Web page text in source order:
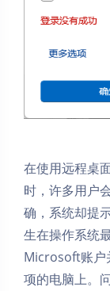
在使用远程桌
时，许多用户
确，系统却提
生在操作系统
Microsoft账户
项的电脑上。